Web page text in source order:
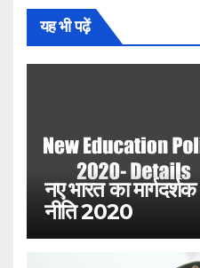
यह भी पढ़ें
नए भारत का
नीति 2020